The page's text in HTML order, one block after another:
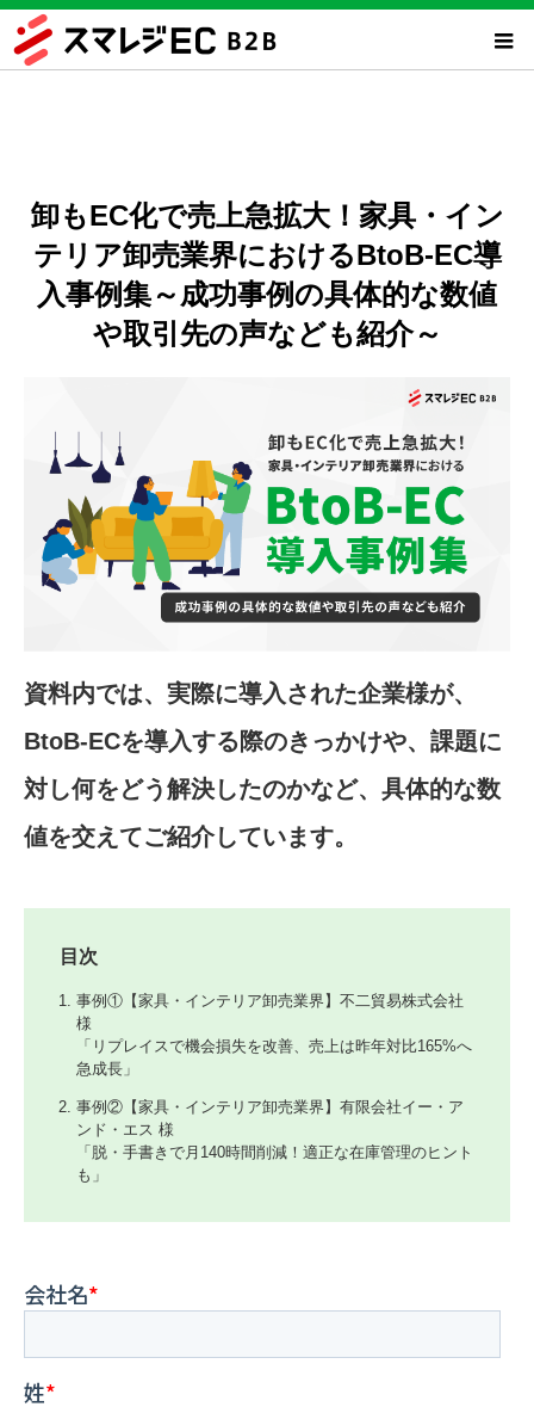
卸もEC化で売上急拡大！家具・イン
テリア卸売業界におけるBtoB-EC導
入事例集～成功事例の具体的な数値
や取引先の声なども紹介～
資料内では、実際に導入された企業様が、
BtoB-ECを導入する際のきっかけや、課題に
対し何をどう解決したのかなど、具体的な数
値を交えてご紹介しています。
目次
事例①【家具・インテリア卸売業界】不二貿易株式会社
様
「リプレイスで機会損失を改善、売上は昨年対比165%へ
急成長」
事例②【家具・インテリア卸売業界】有限会社イー・ア
ンド・エス 様
「脱・手書きで月140時間削減！適正な在庫管理のヒント
も」